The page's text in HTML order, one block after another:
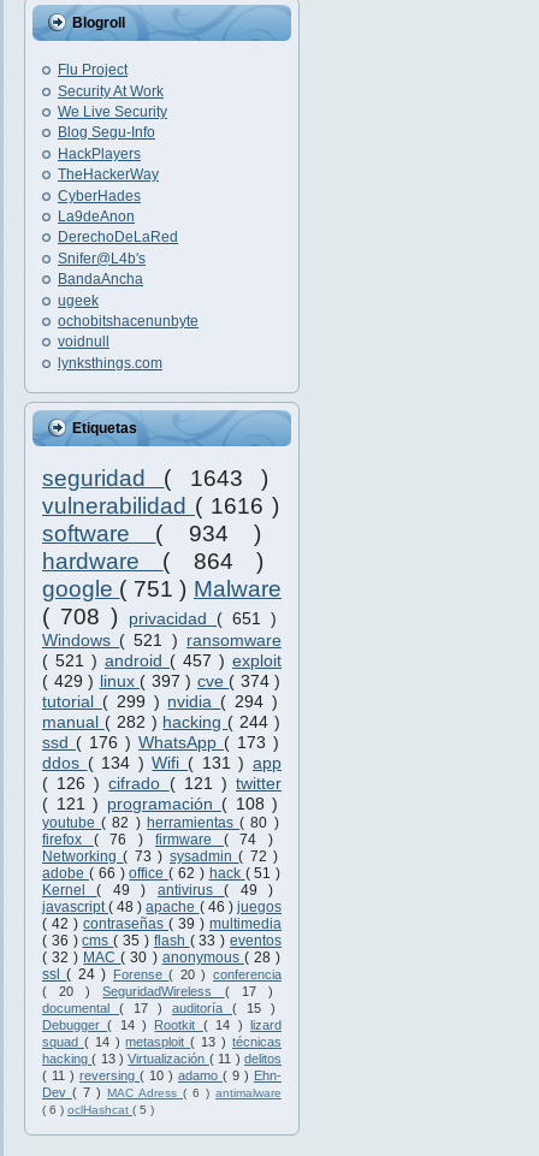
Blogroll
Flu Project
Security At Work
We Live Security
Blog Segu-Info
HackPlayers
TheHackerWay
CyberHades
La9deAnon
DerechoDeLaRed
Snifer@L4b's
BandaAncha
ugeek
ochobitshacenunbyte
voidnull
lynksthings.com
Etiquetas
seguridad ( 1643 )
vulnerabilidad ( 1616 )
software ( 934 )
hardware ( 864 )
google ( 751 ) Malware
( 708 )
privacidad ( 651 )
Windows ( 521 ) ransomware
( 521 ) android ( 457 ) exploit
( 429 ) linux ( 397 ) cve ( 374 )
tutorial ( 299 ) nvidia ( 294 )
manual ( 282 ) hacking ( 244 )
ssd ( 176 ) WhatsApp ( 173 )
ddos ( 134 )Wifi ( 131 ) app
( 126 )cifrado ( 121 )twitter
( 121 ) programación ( 108 )
youtube( 82 ) herramientas( 80 )
firefox ( 76 ) firmware ( 74 )
Networking( 73 ) sysadmin( 72 )
adobe ( 66 )office( 62 ) hack ( 51 )
Kernel( 49 ) antivirus( 49 )
javascript( 48 )apache ( 46 ) juegos
( 42 ) contraseñas ( 39 ) multimedia
( 36 )cms( 35 ) flash ( 33 )eventos
( 32 ) MAC( 30 ) anonymous ( 28 )
ssl( 24 ) Forense( 20 ) conferencia
( 20 )SeguridadWireless ( 17 )
documental ( 17 ) auditoría ( 15 )
Debugger( 14 ) Rootkit ( 14 ) lizard
squad ( 14 )metasploit( 13 ) técnicas
hacking( 13 )Virtualización ( 11 ) delitos
( 11 ) reversing ( 10 ) adamo ( 9 ) Ehn-
Dev ( 7 ) MAC Adress ( 6 ) antimalware
( 6 ) oclHashcat ( 5 )